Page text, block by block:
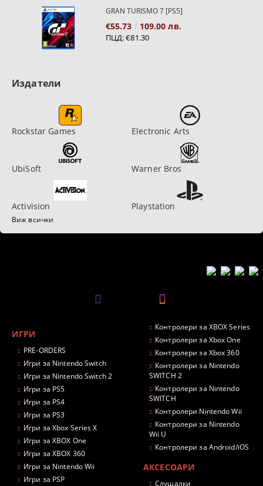
GRAN TURISMO 7 [PS5]
€55.73 109.00 лв.
ПЦД:€81.30
Издатели
Rockstar Games Electronic Arts
UbiSoft Warner Bros
Activision Playstation
Виж всички
ИГРИ
PRE-ORDERS
Игри за Nintendo Switch
Игри за Nintendo Switch 2
Игри за PS5
Игри за PS4
Игри за PS3
Игри за Xbox Series X
Игри за XBOX One
Игри за XBOX 360
Игри за Nintendo Wii
Игри за PSP
Контролери за XBOX Series
Контролери за Xbox One
Контролери за Xbox 360
Контролери за Nintendo
SWITCH 2
Контролери за Nintendo
SWITCH
Контролери Nintendo Wii
Контролери за Nintendo
Wii U
Контролери за Android/iOS
АКСЕСОАРИ
Слушалки